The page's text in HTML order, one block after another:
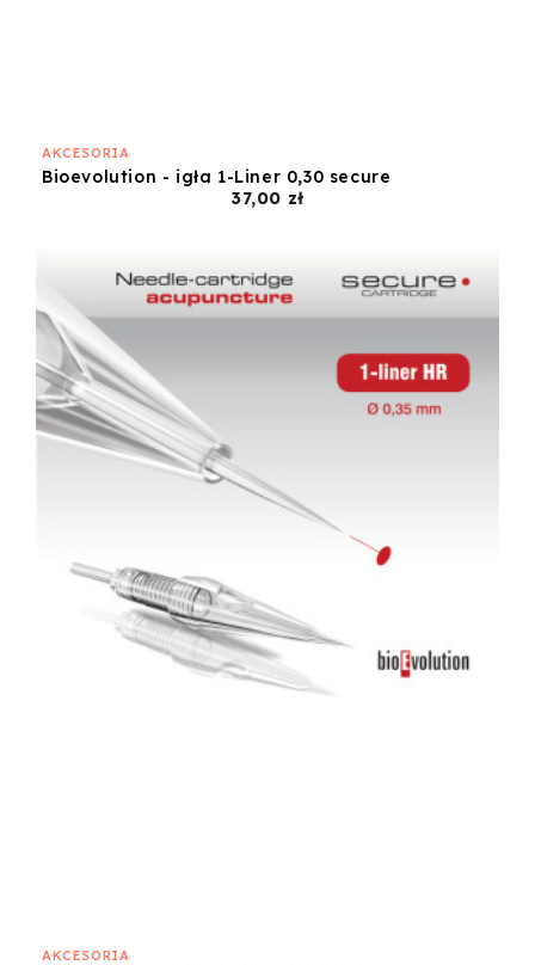
AKCESORIA
Bioevolution - igła 1-Liner 0,30 secure
37,00 złCena
AKCESORIA